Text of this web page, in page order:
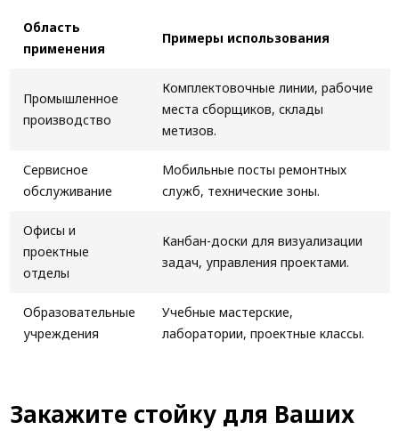
Область
применения
Примеры использования
Промышленное
производство
Комплектовочные линии, рабочие
места сборщиков, склады
метизов.
Сервисное
обслуживание
Мобильные посты ремонтных
служб, технические зоны.
Офисы и
проектные
отделы
Канбан-доски для визуализации
задач, управления проектами.
Образовательные
учреждения
Учебные мастерские,
лаборатории, проектные классы.
Закажите стойку для Ваших